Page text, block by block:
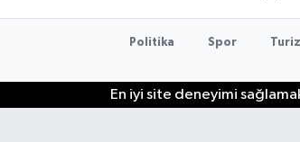
Politika Spor
En iyi site deneyimi